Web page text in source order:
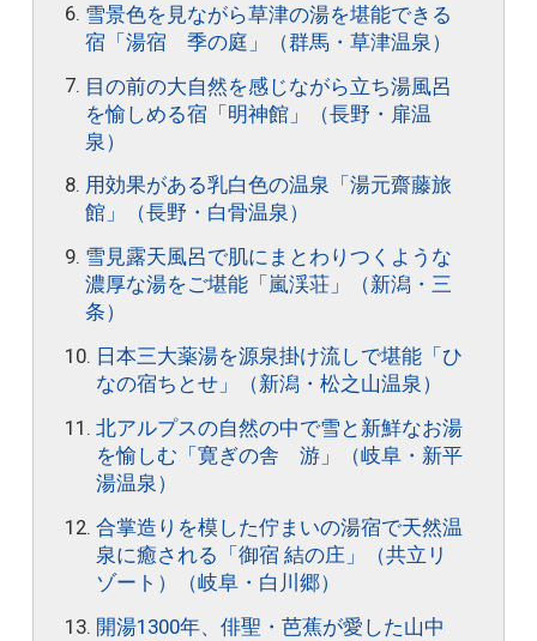
雪景色を見ながら草津の湯を堪能できる
宿「湯宿 季の庭」（群馬・草津温泉）
目の前の大自然を感じながら立ち湯風呂
を愉しめる宿「明神館」（長野・扉温
泉）
用効果がある乳白色の温泉「湯元齋藤旅
館」（長野・白骨温泉）
雪見露天風呂で肌にまとわりつくような
濃厚な湯をご堪能「嵐渓荘」（新潟・三
条）
日本三大薬湯を源泉掛け流しで堪能「ひ
なの宿ちとせ」（新潟・松之山温泉）
北アルプスの自然の中で雪と新鮮なお湯
を愉しむ「寛ぎの舎 游」（岐阜・新平
湯温泉）
合掌造りを模した佇まいの湯宿で天然温
泉に癒される「御宿 結の庄」（共立リ
ゾート）（岐阜・白川郷）
開湯1300年、俳聖・芭蕉が愛した山中